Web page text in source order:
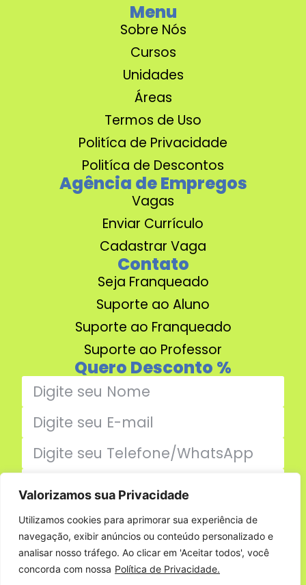
Valorizamos sua Privacidade
Utilizamos cookies para aprimorar sua experiência de
navegação, exibir anúncios ou conteúdo personalizado e
analisar nosso tráfego. Ao clicar em 'Aceitar todos', você
concorda com nossa Política de Privacidade.
Menu
Sobre Nós
Cursos
Unidades
Áreas
Termos de Uso
Politíca de Privacidade
Politíca de Descontos
Agência de Empregos
Vagas
Enviar Currículo
Cadastrar Vaga
Contato
Seja Franqueado
Suporte ao Aluno
Suporte ao Franqueado
Suporte ao Professor
Quero Desconto %
Enviar
Família Jumper